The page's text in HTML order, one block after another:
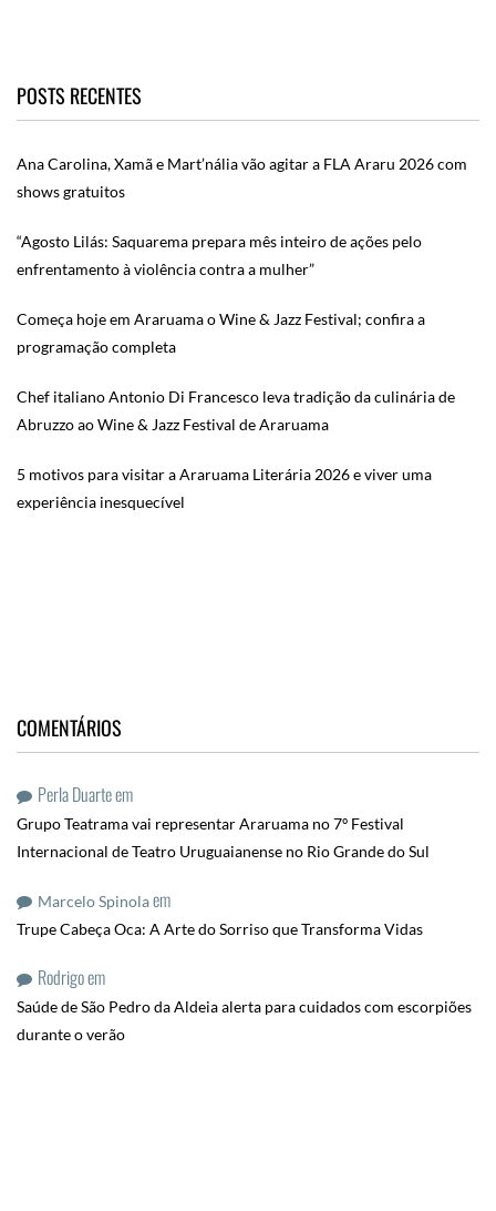
POSTS RECENTES
Ana Carolina, Xamã e Mart’nália vão agitar a FLA Araru 2026 com
shows gratuitos
“Agosto Lilás: Saquarema prepara mês inteiro de ações pelo
enfrentamento à violência contra a mulher”
Começa hoje em Araruama o Wine & Jazz Festival; confira a
programação completa
Chef italiano Antonio Di Francesco leva tradição da culinária de
Abruzzo ao Wine & Jazz Festival de Araruama
5 motivos para visitar a Araruama Literária 2026 e viver uma
experiência inesquecível
COMENTÁRIOS
Perla Duarteem
Grupo Teatrama vai representar Araruama no 7º Festival
Internacional de Teatro Uruguaianense no Rio Grande do Sul
Marcelo Spinolaem
Trupe Cabeça Oca: A Arte do Sorriso que Transforma Vidas
Rodrigoem
Saúde de São Pedro da Aldeia alerta para cuidados com escorpiões
durante o verão